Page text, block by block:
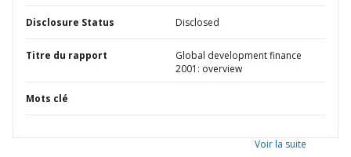
Disclosure Status Disclosed
Titre du rapport
Global development finance
2001: overview
Mots clé
Voir la suite